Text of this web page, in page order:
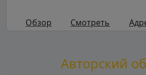
Обзор Смотреть
Авторский